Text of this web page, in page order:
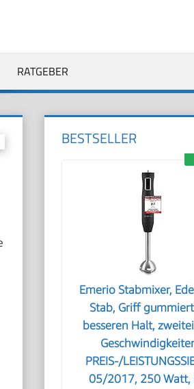
RATGEBER
BESTSELLER
Emerio Stabmixer,
Stab, Griff
besseren Halt,
PREIS-/
05/2017, 250 Watt,